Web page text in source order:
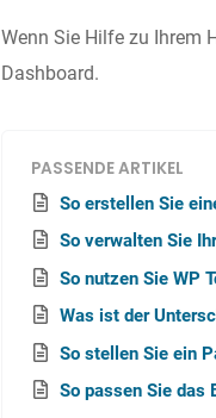
Wenn Sie Hilfe zu Ihrem
Dashboard.
PASSENDE ARTIKEL
So erstellen Sie
So verwalten Sie
So nutzen Sie WP
Was ist der
So stellen Sie ein
So passen Sie das